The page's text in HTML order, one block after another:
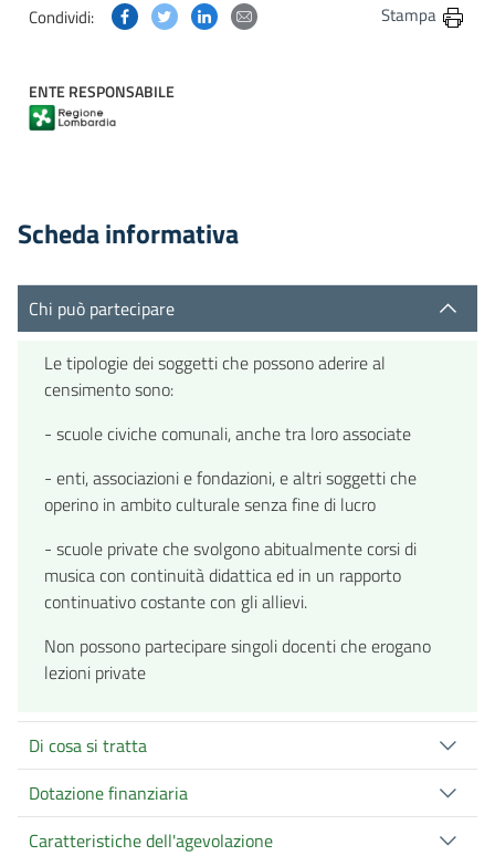
Condividi: Condividi questa pagina su Facebook
Condividi questa pagina su Twitter
Condividi questa pagina su Linkedin
Condividi questa pagina via
Stampa
ENTE RESPONSABILE
Scheda informativa
Chi può partecipare
Le tipologie dei soggetti che possono aderire al
censimento sono:
- scuole civiche comunali, anche tra loro associate
- enti, associazioni e fondazioni, e altri soggetti che
operino in ambito culturale senza fine di lucro
- scuole private che svolgono abitualmente corsi di
musica con continuità didattica ed in un rapporto
continuativo costante con gli allievi.
Non possono partecipare singoli docenti che erogano
lezioni private
Di cosa si tratta
Dotazione finanziaria
Caratteristiche dell'agevolazione